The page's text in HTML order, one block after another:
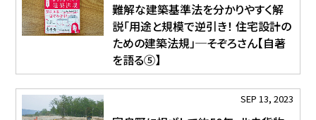
難解な建築基準法を分かりやすく解
説「用途と規模で逆引き！ 住宅設計の
ための建築法規」─そぞろさん【自著
を語る➄】
SEP 13, 2023